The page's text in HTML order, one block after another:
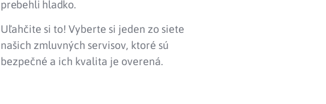
prebehli hladko.
Uľahčite si to! Vyberte si jeden zo siete
našich zmluvných servisov, ktoré sú
bezpečné a ich kvalita je overená.